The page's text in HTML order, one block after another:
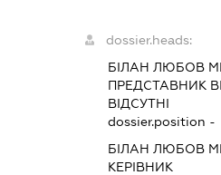
dossier.heads:
БІЛАН ЛЮБОВ
ПРЕДСТАВНИК
ВІДСУТНІ
dossier.position -
БІЛАН ЛЮБОВ
КЕРІВНИК